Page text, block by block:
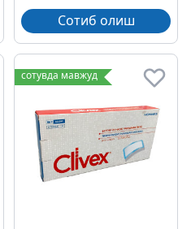
Сотиб олиш
сотувда мавжуд